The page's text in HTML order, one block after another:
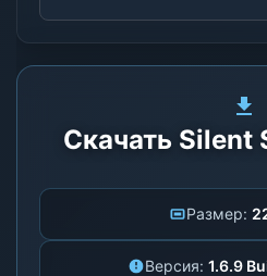
Скачать Silent
Размер:
Версия: 1.6.9